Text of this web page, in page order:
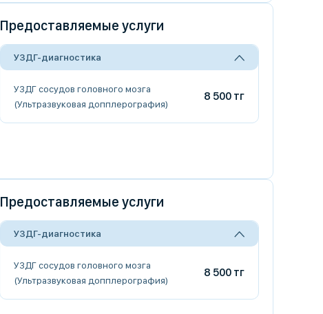
Предоставляемые услуги
УЗДГ-диагностика
УЗДГ сосудов головного мозга
(Ультразвуковая допплерография)
8 500 тг
Предоставляемые услуги
УЗДГ-диагностика
УЗДГ сосудов головного мозга
(Ультразвуковая допплерография)
8 500 тг